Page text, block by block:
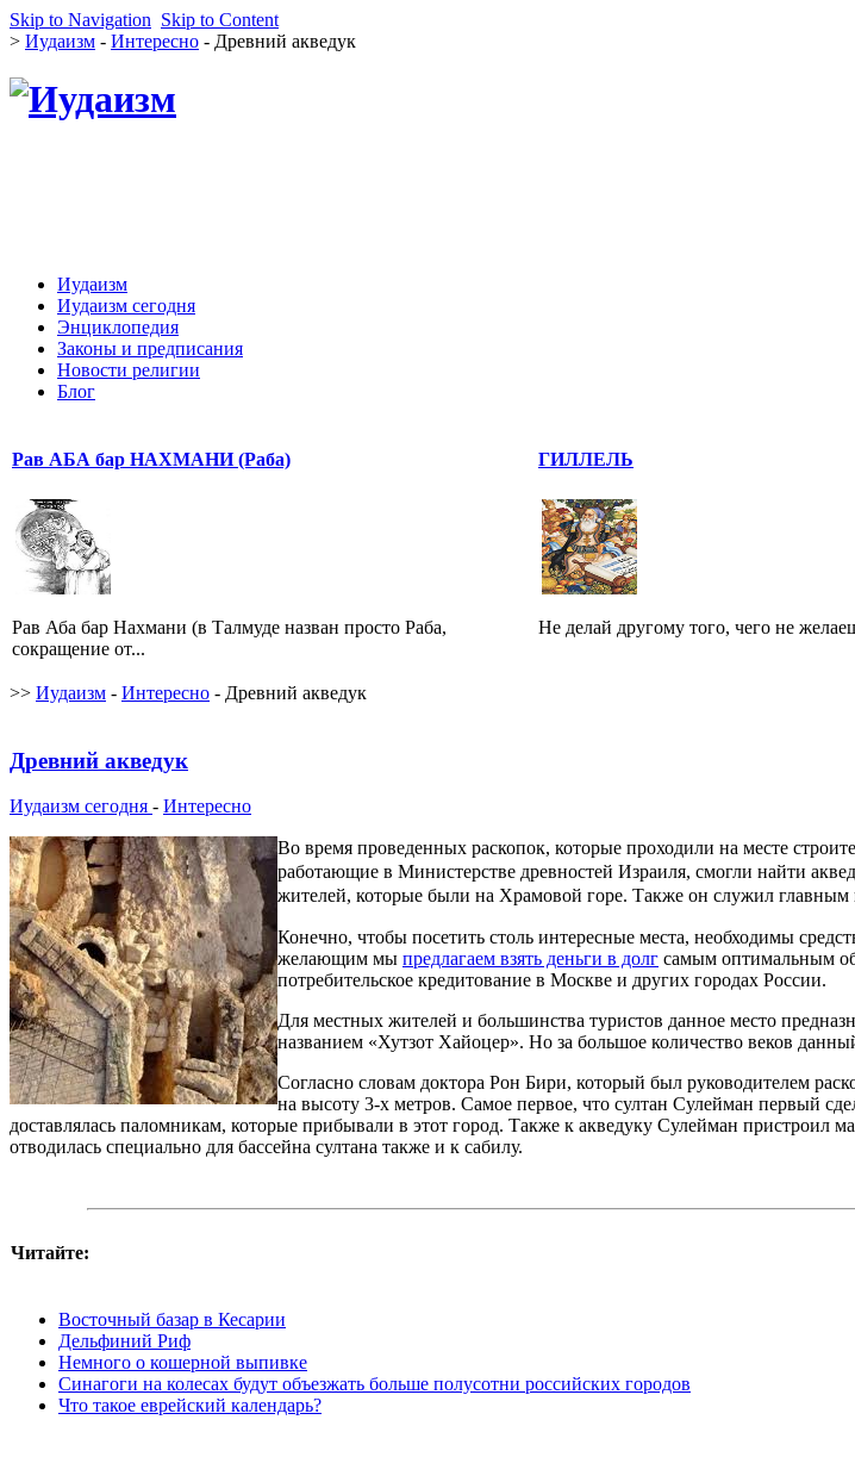
Skip to Navigation Skip to Content
> Иудаизм - Интересно - Древний акведук
Иудаизм
Иудаизм сегодня
Энциклопедия
Законы и предписания
Новости религии
Блог
Рав АБА бар НАХМАНИ (Раба)
Рав Аба бар Нахмани (в Талмуде назван просто Раба,
сокращение от...
ГИЛЛЕЛЬ
Не делай другому того, чего не
>> Иудаизм - Интересно - Древний акведук
Древний акведук
Иудаизм сегодня - Интересно
Во время проведенных раскопок, которые проходили на месте
работающие в Министерстве древностей Израиля, смогли найти
жителей, которые были на Храмовой горе. Также он служил главным
Конечно, чтобы посетить столь интересные места, необходимы
желающим мы предлагаем взять деньги в долг самым оптимальным
потребительское кредитование в Москве и других городах России.
Для местных жителей и большинства туристов данное место
названием «Хутзот Хайоцер». Но за большое количество веков
Согласно словам доктора Рон Бири, который был руководителем
на высоту 3-х метров. Самое первое, что султан Сулейман первый
доставлялась паломникам, которые прибывали в этот город. Также к акведуку Сулейман пристроил
отводилась специально для бассейна султана также и к сабилу.
Читайте:
Восточный базар в Кесарии
Дельфиний Риф
Немного о кошерной выпивке
Синагоги на колесах будут объезжать больше полусотни российских городов
Что такое еврейский календарь?